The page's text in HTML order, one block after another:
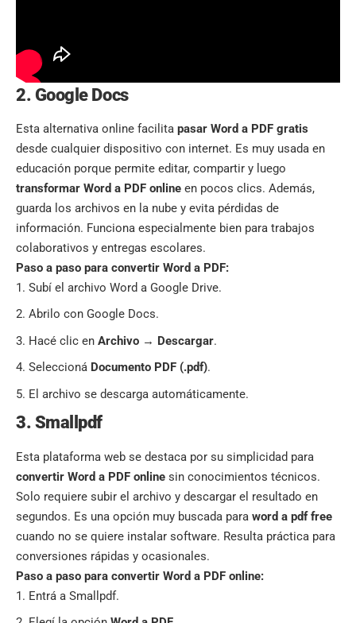
2. Google Docs
Esta alternativa online facilita pasar Word a PDF gratis
desde cualquier dispositivo con internet. Es muy usada en
educación porque permite editar, compartir y luego
transformar Word a PDF online en pocos clics. Además,
guarda los archivos en la nube y evita pérdidas de
información. Funciona especialmente bien para trabajos
colaborativos y entregas escolares.
Paso a paso para convertir Word a PDF:
Subí el archivo Word a Google Drive.
Abrilo con Google Docs.
Hacé clic en Archivo → Descargar.
Seleccioná Documento PDF (.pdf).
El archivo se descarga automáticamente.
3. Smallpdf
Esta plataforma web se destaca por su simplicidad para
convertir Word a PDF online sin conocimientos técnicos.
Solo requiere subir el archivo y descargar el resultado en
segundos. Es una opción muy buscada para word a pdf free
cuando no se quiere instalar software. Resulta práctica para
conversiones rápidas y ocasionales.
Paso a paso para convertir Word a PDF online:
Entrá a Smallpdf.